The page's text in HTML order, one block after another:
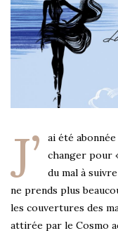
J’
ai été
changer pour
du mal à
ne prends plus
les couvertures des
attirée par le Cosmo